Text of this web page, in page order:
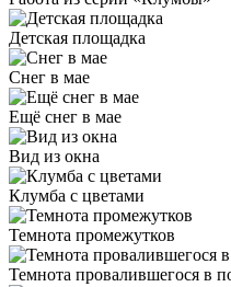
Детская площадка
Снег в мае
Ещё снег в мае
Вид из окна
Клумба с цветами
Темнота промежутков
Темнота провалившегося в